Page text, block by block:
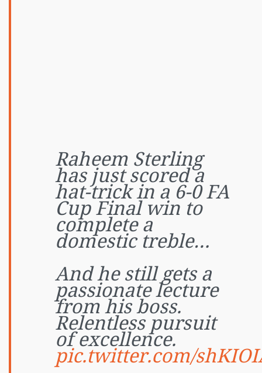
Raheem Sterling
has just scored a
hat-trick in a 6-0 FA
Cup Final win to
complete a
domestic treble…
And he still gets a
passionate lecture
from his boss.
Relentless pursuit
of excellence.
pic.twitter.com/